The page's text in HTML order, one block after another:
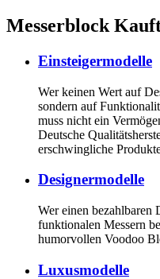
Messerblock
Einsteigermodelle
Wer keinen Wert auf
sondern auf
muss nicht ein
Deutsche
erschwingliche
Designermodelle
Wer einen bezahlbaren
funktionalen Messern
humorvollen Voodoo
Luxusmodelle